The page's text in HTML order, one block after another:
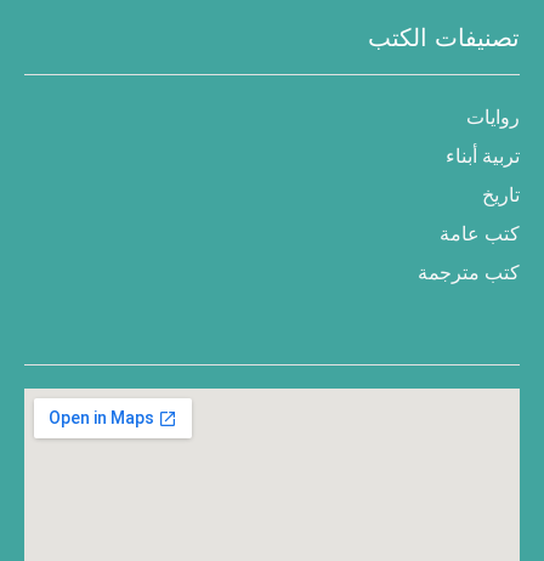
تصنيفات الكتب
روايات
تربية أبناء
تاريخ
كتب عامة
كتب مترجمة